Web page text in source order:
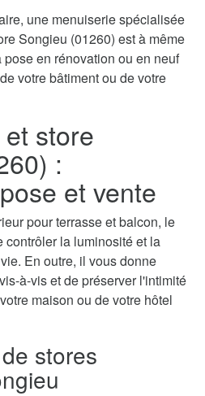
une menuiserie spécialisée
Songieu (01260) est à même
en rénovation ou en neuf
votre bâtiment ou de votre
store
:
et vente
pour terrasse et balcon, le
contrôler la luminosité et la
En outre, il vous donne
à-vis et de préserver l'intimité
maison ou de votre hôtel
stores